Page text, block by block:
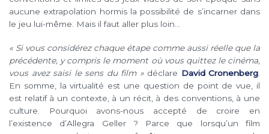
aucune extrapolation hormis la possibilité de s’incarner dans
le jeu lui-même. Mais il faut aller plus loin…
« Si vous considérez chaque étape comme aussi réelle que la
précédente, y compris le moment où vous quittez le cinéma,
vous avez saisi le sens du film »déclare David Cronenberg
En somme, la virtualité est une question de point de vue, il
est relatif à un contexte, à un récit, à des conventions, à une
culture. Pourquoi avons-nous accepté de croire en
l’existence d’Allegra Geller ? Parce que lorsqu’un film